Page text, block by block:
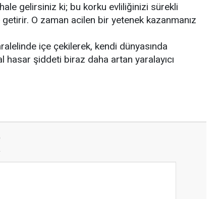
gelirsiniz ki; bu korku evliliğinizi sürekli
O zaman acilen bir yetenek kazanmanız
içe çekilerek, kendi dünyasında
şiddeti biraz daha artan yaralayıcı